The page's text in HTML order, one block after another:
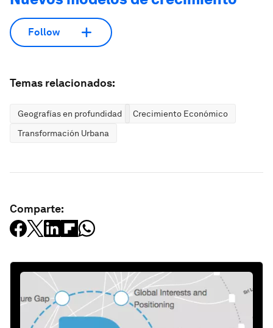
Follow
Temas relacionados:
Geografías en profundidad
Crecimiento Económico
Transformación Urbana
Comparte: